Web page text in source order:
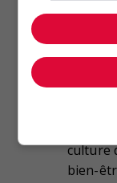
La
Depuis
culture
bien-